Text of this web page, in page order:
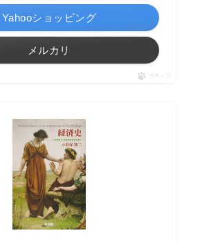
Yahooショッピング
メルカリ
ポチップ